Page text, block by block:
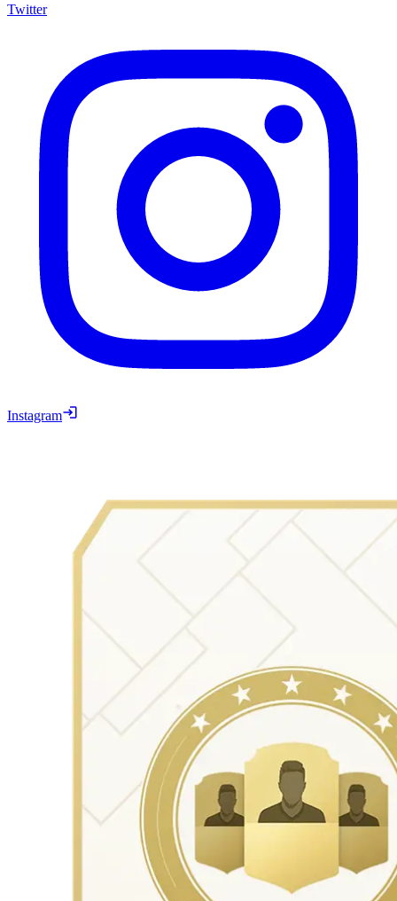
Twitter
Instagram